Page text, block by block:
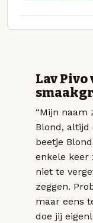
Lav Pivo
“Mijn naam
Blond, altijd
beetje
enkele keer
niet te
zeggen.
maar eens
doe jij